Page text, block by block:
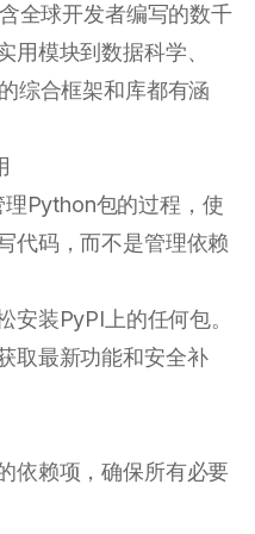
全球开发者编写的数千
用模块到数据科学、
综合框架和库都有涵
Python包的过程，使
代码，而不是管理依赖
安装PyPI上的任何包。
取最新功能和安全补
依赖项，确保所有必要